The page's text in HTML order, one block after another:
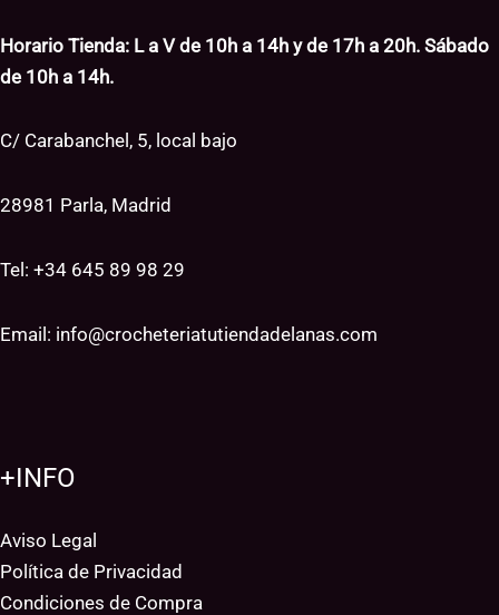
Horario Tienda: L a V de 10h a 14h y de 17h a 20h. Sábado
de 10h a 14h.
C/ Carabanchel, 5, local bajo
28981 Parla, Madrid
Tel: +34 645 89 98 29
Email: info@crocheteriatutiendadelanas.com
+INFO
Aviso Legal
Política de Privacidad
Condiciones de Compra